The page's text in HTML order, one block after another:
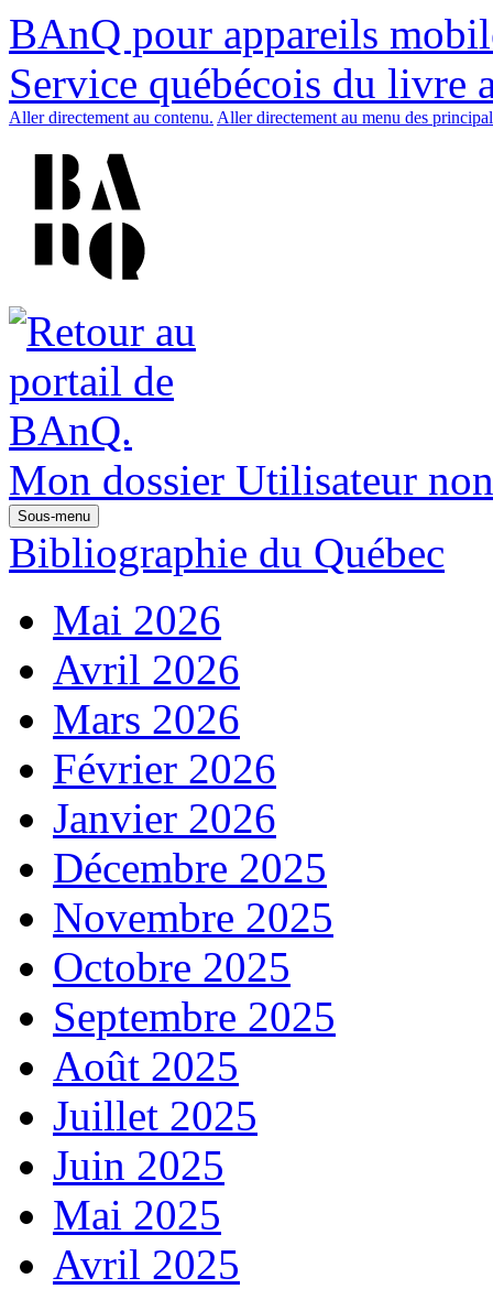
BAnQ pour appareils
Service québécois du livre
Aller directement au contenu. Aller directement au menu des
Mon dossier Utilisateur
Sous-menu
Bibliographie du Québec
Mai 2026
Avril 2026
Mars 2026
Février 2026
Janvier 2026
Décembre 2025
Novembre 2025
Octobre 2025
Septembre 2025
Août 2025
Juillet 2025
Juin 2025
Mai 2025
Avril 2025